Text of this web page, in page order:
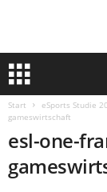
Start eSports Studie
gameswirtschaft
esl-one-